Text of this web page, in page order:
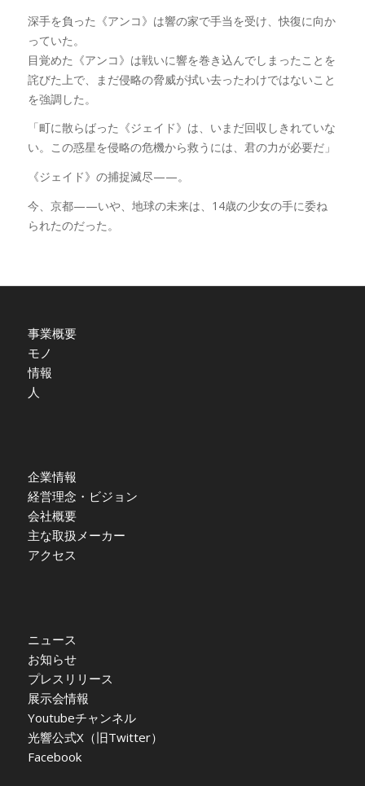
深手を負った《アンコ》は響の家で手当を受け、快復に向か
っていた。
目覚めた《アンコ》は戦いに響を巻き込んでしまったことを
詫びた上で、まだ侵略の脅威が拭い去ったわけではないこと
を強調した。
「町に散らばった《ジェイド》は、いまだ回収しきれていな
い。この惑星を侵略の危機から救うには、君の力が必要だ」
《ジェイド》の捕捉滅尽——。
今、京都——いや、地球の未来は、14歳の少女の手に委ね
られたのだった。
事業概要
モノ
情報
人
企業情報
経営理念・ビジョン
会社概要
主な取扱メーカー
アクセス
ニュース
お知らせ
プレスリリース
展示会情報
Youtubeチャンネル
光響公式X（旧Twitter）
Facebook